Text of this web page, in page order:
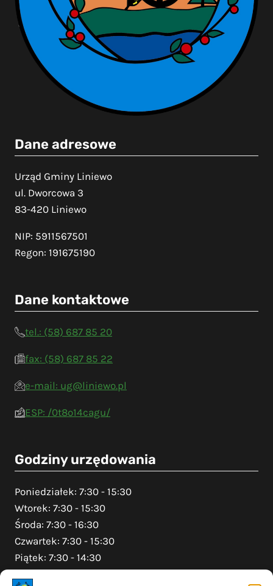
Dane adresowe
Urząd Gminy Liniewo
ul. Dworcowa 3
83-420 Liniewo
NIP: 5911567501
Regon: 191675190
Dane kontaktowe
tel.: (58) 687 85 20
fax: (58) 687 85 22
e-mail: ug@liniewo.pl
ESP: /0t8o14cagu/
Godziny urzędowania
Poniedziałek: 7:30 - 15:30
Wtorek: 7:30 - 15:30
Środa: 7:30 - 16:30
Czwartek: 7:30 - 15:30
Piątek: 7:30 - 14:30